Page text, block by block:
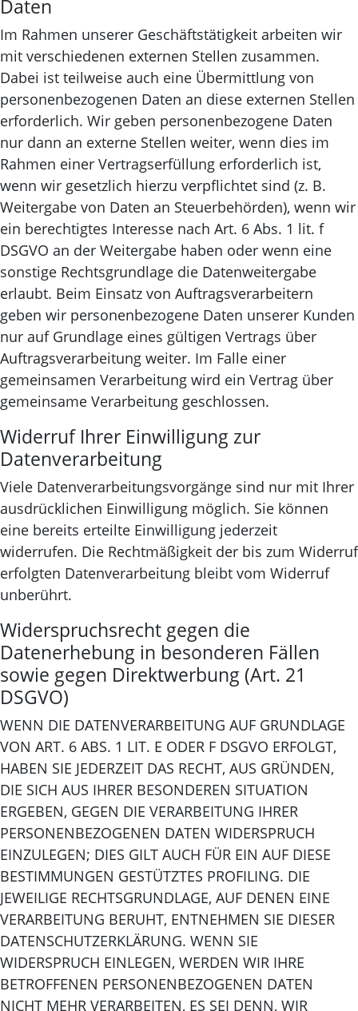
Daten
Im Rahmen unserer Geschäftstätigkeit arbeiten wir
mit verschiedenen externen Stellen zusammen.
Dabei ist teilweise auch eine Übermittlung von
personenbezogenen Daten an diese externen Stellen
erforderlich. Wir geben personenbezogene Daten
nur dann an externe Stellen weiter, wenn dies im
Rahmen einer Vertragserfüllung erforderlich ist,
wenn wir gesetzlich hierzu verpflichtet sind (z. B.
Weitergabe von Daten an Steuerbehörden), wenn wir
ein berechtigtes Interesse nach Art. 6 Abs. 1 lit. f
DSGVO an der Weitergabe haben oder wenn eine
sonstige Rechtsgrundlage die Datenweitergabe
erlaubt. Beim Einsatz von Auftragsverarbeitern
geben wir personenbezogene Daten unserer Kunden
nur auf Grundlage eines gültigen Vertrags über
Auftragsverarbeitung weiter. Im Falle einer
gemeinsamen Verarbeitung wird ein Vertrag über
gemeinsame Verarbeitung geschlossen.
Widerruf Ihrer Einwilligung zur
Datenverarbeitung
Viele Datenverarbeitungsvorgänge sind nur mit Ihrer
ausdrücklichen Einwilligung möglich. Sie können
eine bereits erteilte Einwilligung jederzeit
widerrufen. Die Rechtmäßigkeit der bis zum Widerruf
erfolgten Datenverarbeitung bleibt vom Widerruf
unberührt.
Widerspruchsrecht gegen die
Datenerhebung in besonderen Fällen
sowie gegen Direktwerbung (Art. 21
DSGVO)
WENN DIE DATENVERARBEITUNG AUF GRUNDLAGE
VON ART. 6 ABS. 1 LIT. E ODER F DSGVO ERFOLGT,
HABEN SIE JEDERZEIT DAS RECHT, AUS GRÜNDEN,
DIE SICH AUS IHRER BESONDEREN SITUATION
ERGEBEN, GEGEN DIE VERARBEITUNG IHRER
PERSONENBEZOGENEN DATEN WIDERSPRUCH
EINZULEGEN; DIES GILT AUCH FÜR EIN AUF DIESE
BESTIMMUNGEN GESTÜTZTES PROFILING. DIE
JEWEILIGE RECHTSGRUNDLAGE, AUF DENEN EINE
VERARBEITUNG BERUHT, ENTNEHMEN SIE DIESER
DATENSCHUTZERKLÄRUNG. WENN SIE
WIDERSPRUCH EINLEGEN, WERDEN WIR IHRE
BETROFFENEN PERSONENBEZOGENEN DATEN
NICHT MEHR VERARBEITEN, ES SEI DENN, WIR